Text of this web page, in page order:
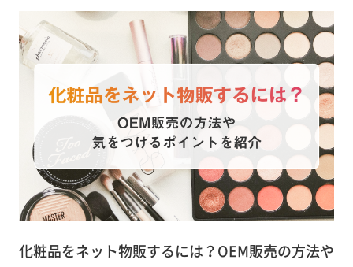
化粧品をネット物販するには？OEM販売の方法や